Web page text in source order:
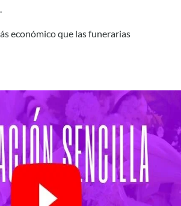
económico que las funerarias